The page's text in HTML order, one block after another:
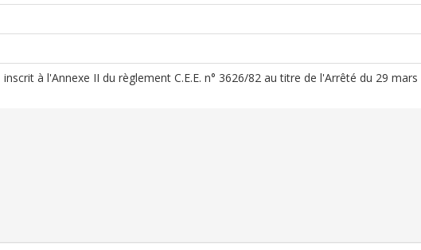
inscrit à l'Annexe II du règlement C.E.E. n° 3626/82 au titre de l'Arrêté du 29